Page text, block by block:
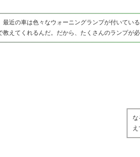
最近の車は色々なウォーニングランプが付いてい
教えてくれるんだ。だから、たくさんのランプが必
な